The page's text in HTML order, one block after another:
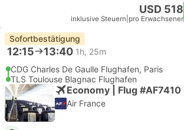
USD 518
inklusive Steuern pro Erwachsener
Sofortbestätigung
12:15 13:40 1h, 25m
CDG Charles De Gaulle Flughafen, Paris
TLS Toulouse Blagnac Flughafen
Economy | Flug #AF7410
Air France